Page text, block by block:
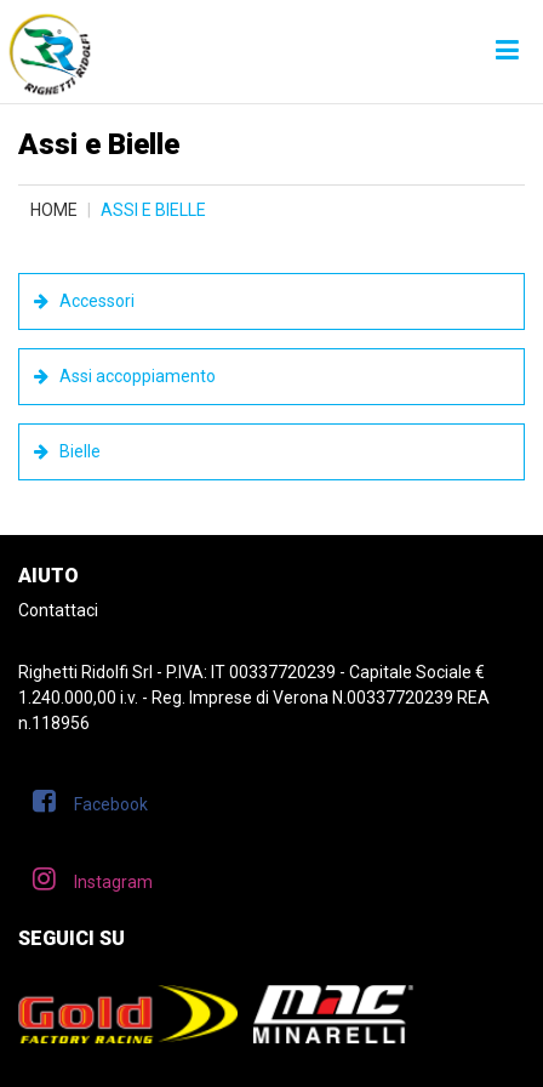
Assi e Bielle
HOME ASSI E BIELLE
Accessori
Assi accoppiamento
Bielle
AIUTO
Contattaci
Righetti Ridolfi Srl - P.IVA: IT 00337720239 - Capitale Sociale €
1.240.000,00 i.v. - Reg. Imprese di Verona N.00337720239 REA
n.118956
Facebook
Instagram
SEGUICI SU